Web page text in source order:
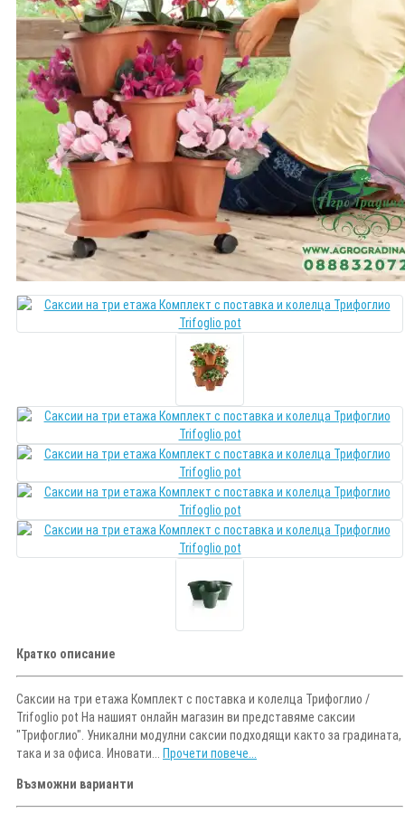
Кратко описание
Саксии на три етажа Комплект с поставка и колелца Трифоглио /
Trifoglio pot На нашият онлайн магазин ви представяме саксии
"Трифоглио". Уникални модулни саксии подходящи както за градината,
така и за офиса. Иновати... Прочети повече...
Възможни варианти